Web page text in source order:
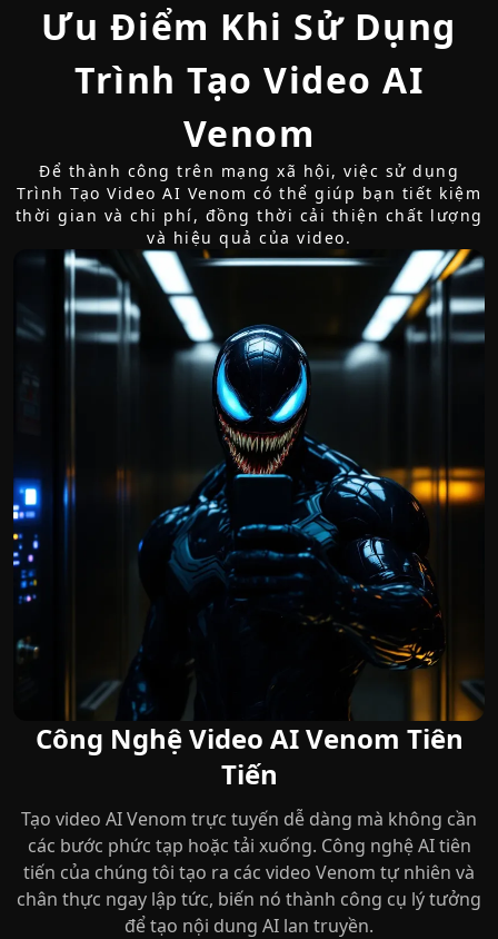
Ưu Điểm Khi Sử Dụng
Trình Tạo Video AI
Venom
Để thành công trên mạng xã hội, việc sử dụng
Trình Tạo Video AI Venom có thể giúp bạn tiết kiệm
thời gian và chi phí, đồng thời cải thiện chất lượng
và hiệu quả của video.
Công Nghệ Video AI Venom Tiên
Tiến
Tạo video AI Venom trực tuyến dễ dàng mà không cần
các bước phức tạp hoặc tải xuống. Công nghệ AI tiên
tiến của chúng tôi tạo ra các video Venom tự nhiên và
chân thực ngay lập tức, biến nó thành công cụ lý tưởng
để tạo nội dung AI lan truyền.